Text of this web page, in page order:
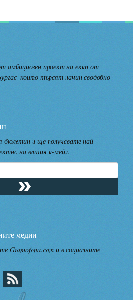
амбициозен проект на екип от
които търсят начин сводобно
бюлетин и ще получавате най-
на вашия и-мейл.
медии
Gramofona.com и в социалните